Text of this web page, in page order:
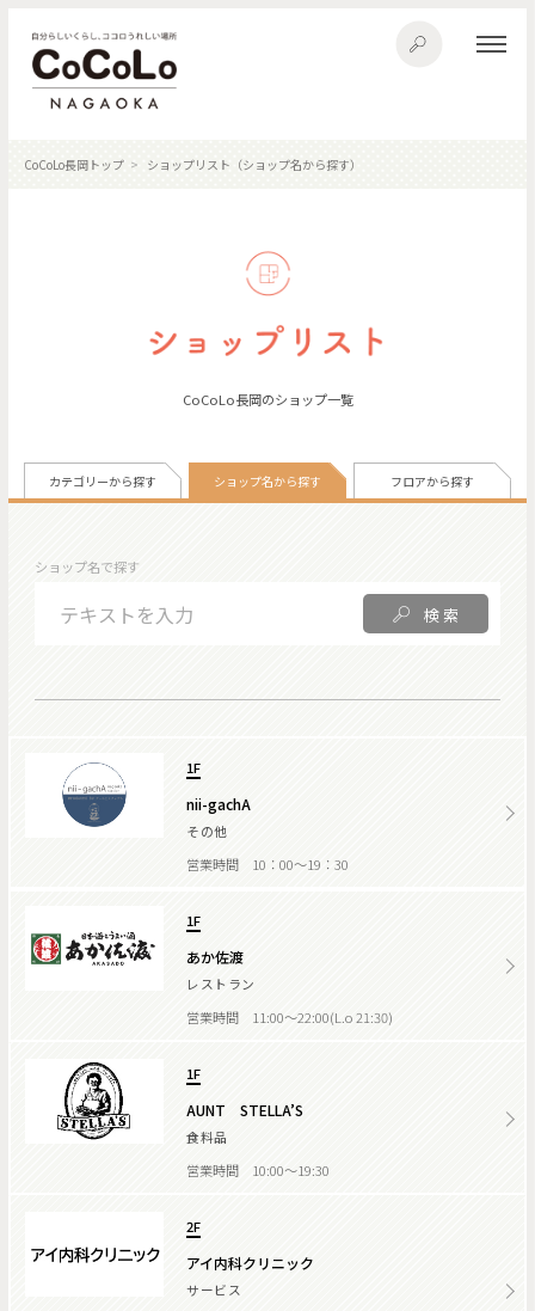
CoCoLo長岡トップ ショップリスト（ショップ名から探す）
CoCoLo長岡のショップ一覧
カテゴリーから探す ショップ名から探す フロアから探す
ショップ名で探す
検索
1F
nii-gachA
その他
営業時間 10：00～19：30
1F
あか佐渡
レストラン
営業時間 11:00～22:00(L.o 21:30)
1F
AUNT STELLA’S
食料品
営業時間 10:00～19:30
2F
アイ内科クリニック
サービス